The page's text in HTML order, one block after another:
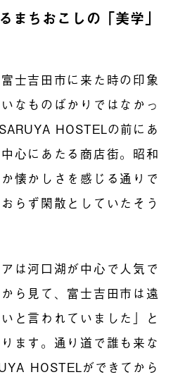
まちおこしの「美学」
士吉田市に来た時の印象
なものばかりではなかっ
HOSTELの前にあ
心にあたる商店街。昭和
懐かしさを感じる通りで
らず閑散としていたそう
は河口湖が中心で人気で
ら見て、富士吉田市は遠
と言われていました」と
ます。通り道で誰も来な
HOSTELができてから